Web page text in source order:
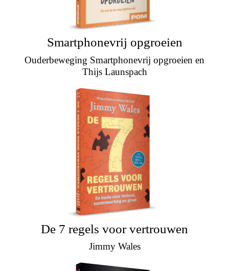
Smartphonevrij opgroeien
Ouderbeweging Smartphonevrij opgroeien en
Thijs Launspach
De 7 regels voor vertrouwen
Jimmy Wales